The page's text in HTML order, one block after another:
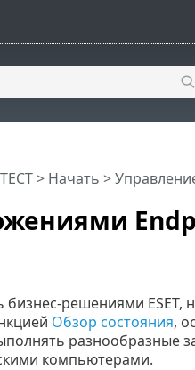
> Начать >
решениями ESET,
Обзор состояния,
разнообразные
компьютерами.